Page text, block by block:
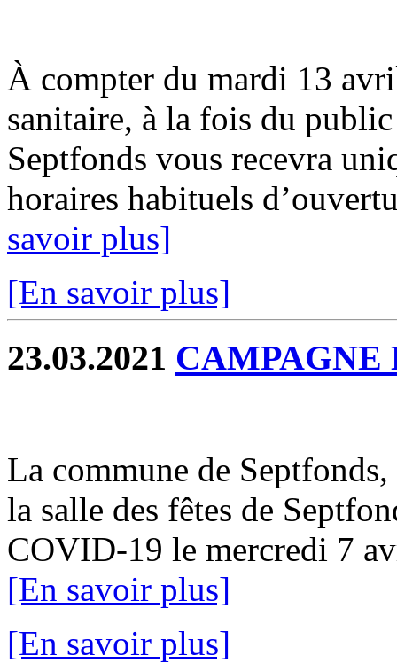
À compter du mardi 13
sanitaire, à la fois du
Septfonds vous recevra
horaires habituels
savoir plus]
[En savoir plus]
23.03.2021 CAMPAGNE
La commune de
la salle des fêtes de
COVID-19 le mercredi 7
[En savoir plus]
[En savoir plus]